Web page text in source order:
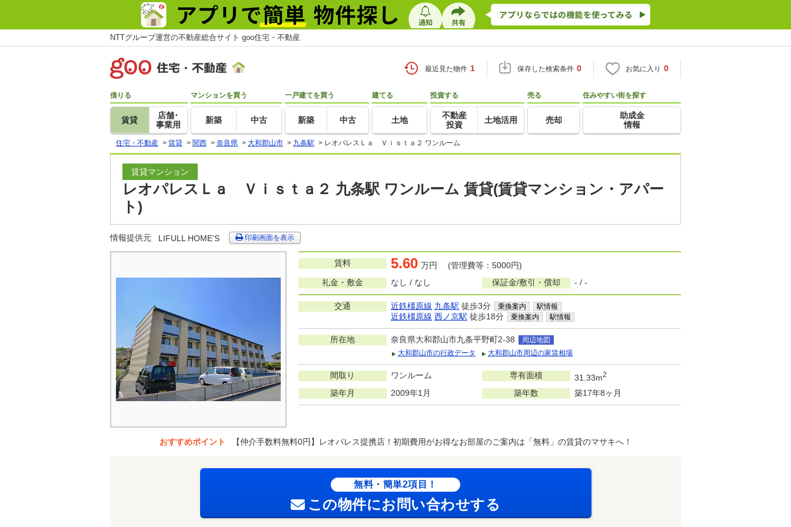
NTTグループ運営の不動産総合サイト goo住宅・不動産
最近見た物件 1 保存した検索条件 0 お気に入り 0
借りる
賃貸
店舗･
事業用
マンションを買う
新築 中古
一戸建てを買う
新築 中古
建てる
土地
投資する
不動産
投資
土地活用
売る
売却
住みやすい街を探す
助成金
情報
住宅・不動産 > 賃貸 > 関西 > 奈良県 > 大和郡山市 > 九条駅 > レオパレスＬａ Ｖｉｓｔａ２ ワンルーム
賃貸マンション
レオパレスＬａ Ｖｉｓｔａ２ 九条駅 ワンルーム 賃貸(賃貸マンション・アパー
ト)
情報提供元 LIFULL HOME'S 印刷画面を表示
賃料 5.60 万円 (管理費等：5000円)
礼金・敷金
なし / なし 保証金/敷引・償却 - / -
交通 近鉄橿原線 九条駅 徒歩3分 乗換案内 駅情報
近鉄橿原線 西ノ京駅 徒歩18分 乗換案内 駅情報
所在地 奈良県大和郡山市九条平野町2-38
周辺地図
大和郡山市の行政データ
大和郡山市周辺の家賃相場
間取り ワンルーム 専有面積 31.33m2
築年月 2009年1月 築年数 築17年8ヶ月
おすすめポイント 【仲介手数料無料0円】レオパレス提携店！初期費用がお得なお部屋のご案内は「無料」の賃貸のマサキへ！
無料・簡単2項目！
この物件にお問い合わせする